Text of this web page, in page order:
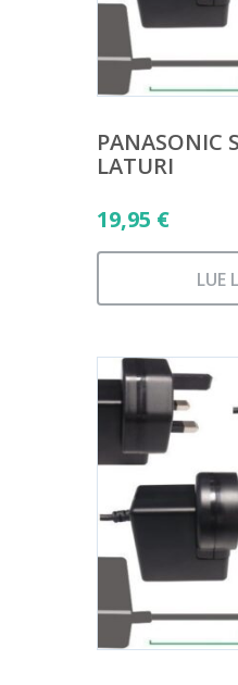
PANASONIC
LATURI
19,95 €
LUE